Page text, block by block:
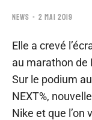
NEWS 2 MAI 2019
Elle a crevé
au marathon de
Sur le podium
NEXT%,
Nike et que l’on